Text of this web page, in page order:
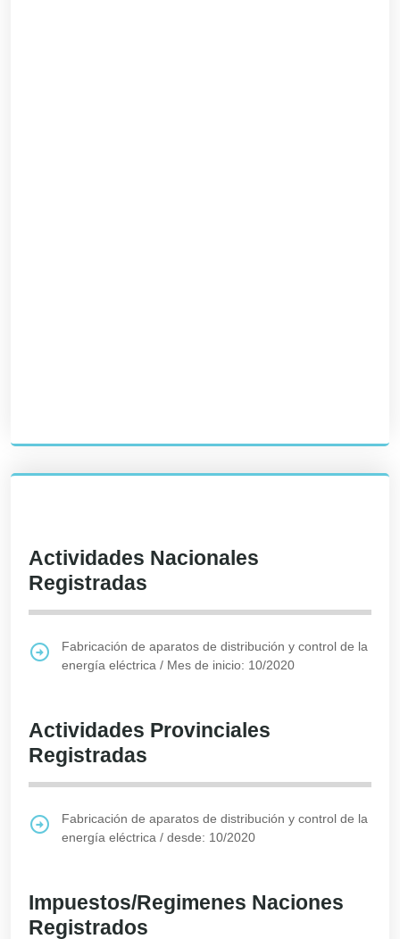
Actividades Nacionales
Registradas
Fabricación de aparatos de distribución y control de la
energía eléctrica / Mes de inicio: 10/2020
Actividades Provinciales
Registradas
Fabricación de aparatos de distribución y control de la
energía eléctrica / desde: 10/2020
Impuestos/Regimenes Naciones
Registrados